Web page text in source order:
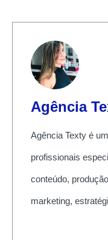
Agência
Agência Texty é
profissionais
conteúdo,
marketing,